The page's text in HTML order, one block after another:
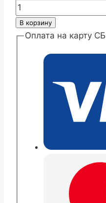
Количество
товара
Хризантема
Новинка
В корзину
Оплата на карту СБ